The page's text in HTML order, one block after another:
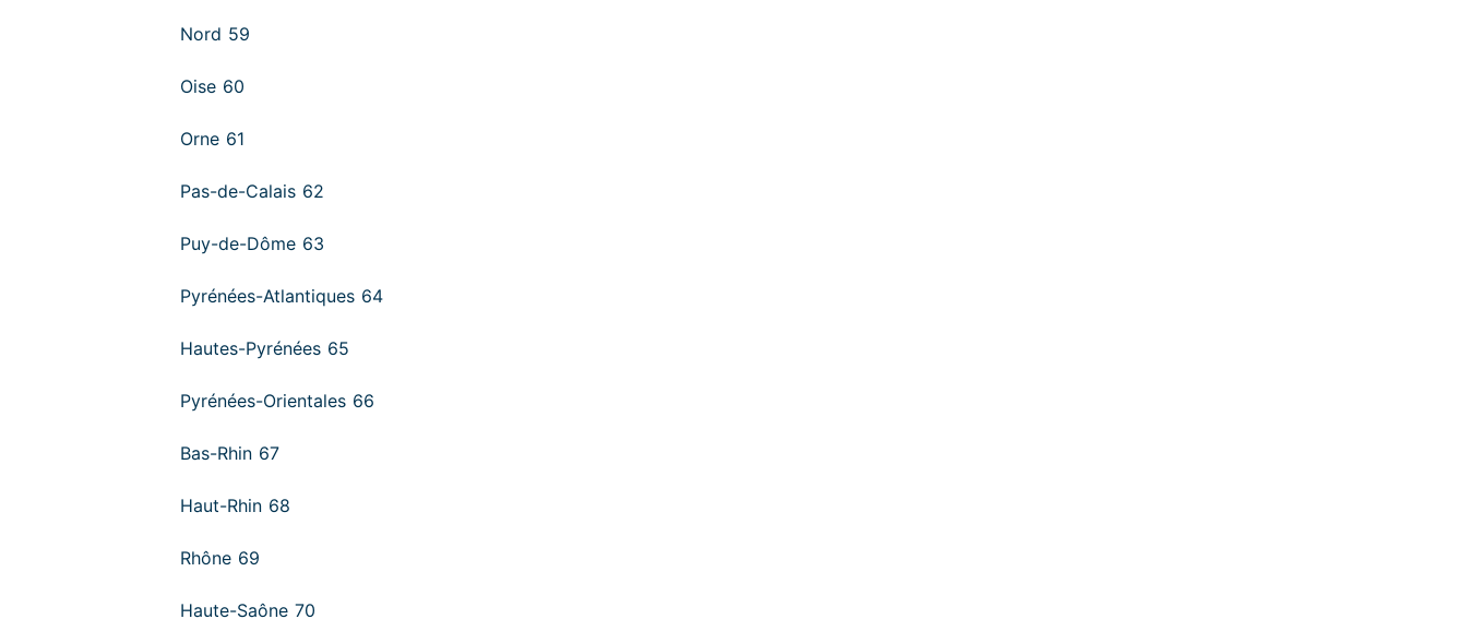
Nord 59
Oise 60
Orne 61
Pas-de-Calais 62
Puy-de-Dôme 63
Pyrénées-Atlantiques 64
Hautes-Pyrénées 65
Pyrénées-Orientales 66
Bas-Rhin 67
Haut-Rhin 68
Rhône 69
Haute-Saône 70